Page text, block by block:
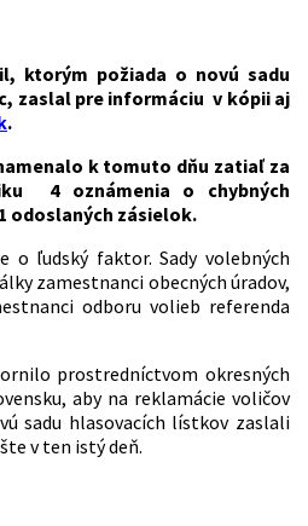
ktorým požiada o novú sadu
zaslal pre informáciu v kópii aj
.
k tomuto dňu zatiaľ za
4 oznámenia o chybných
odoslaných zásielok.
o ľudský faktor. Sady volebných
zamestnanci obecných úradov,
odboru volieb referenda
prostredníctvom okresných
aby na reklamácie voličov
sadu hlasovacích lístkov zaslali
v ten istý deň.